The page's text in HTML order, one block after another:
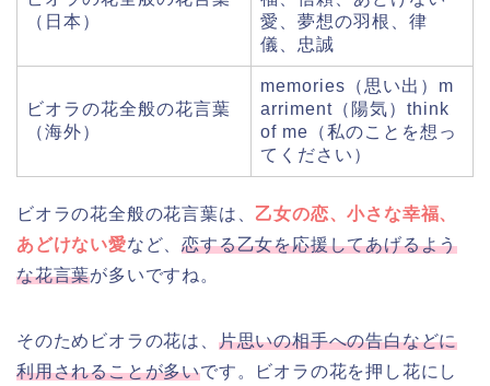
（日本）
愛、夢想の羽根、律
儀、忠誠
ビオラの花全般の花言葉
（海外）
memories（思い出）m
arriment（陽気）think
of me（私のことを想っ
てください）
ビオラの花全般の花言葉は、 乙女の恋、小さな幸福、
あどけない愛など、恋する乙女を応援してあげるよう
な花言葉が多いですね。
そのためビオラの花は、 片思いの相手への告白などに
利用されることが多いです。ビオラの花を押し花にし